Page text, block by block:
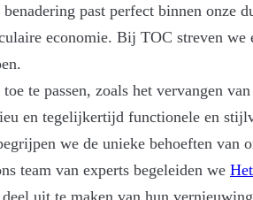
past perfect binnen
economie. Bij TOC streven
te passen, zoals het vervangen
en tegelijkertijd functionele en
we de unieke behoeften van
team van experts begeleiden we
uit te maken van hun